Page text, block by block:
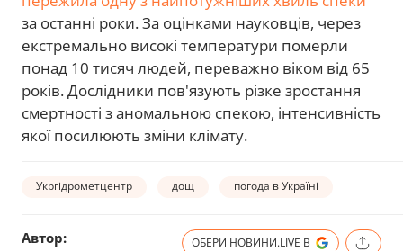
за останні роки. За оцінками науковців, через
екстремально високі температури померли
понад 10 тисяч людей, переважно віком від 65
років. Дослідники пов'язують різке зростання
смертності з аномальною спекою, інтенсивність
якої посилюють зміни клімату.
Укргідрометцентр дощ погода в Україні
Автор: ОБЕРИ НОВИНИ.LIVE В